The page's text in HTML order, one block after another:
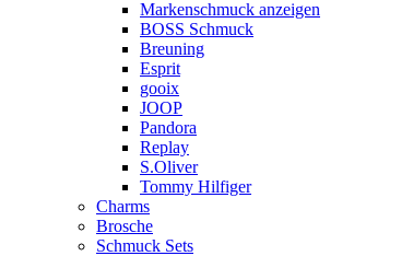
Markenschmuck anzeigen
BOSS Schmuck
Breuning
Esprit
gooix
JOOP
Pandora
Replay
S.Oliver
Tommy Hilfiger
Charms
Brosche
Schmuck Sets